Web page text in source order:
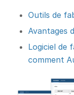
Outils de
Avantages
Logiciel de
comment